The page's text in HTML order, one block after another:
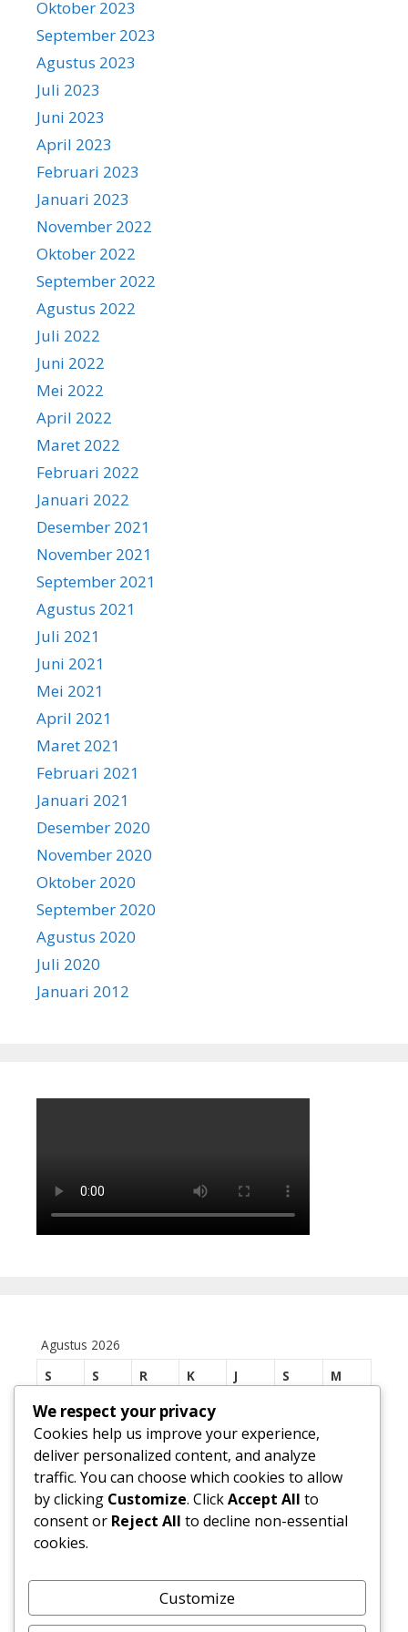
Oktober 2023
September 2023
Agustus 2023
Juli 2023
Juni 2023
April 2023
Februari 2023
Januari 2023
November 2022
Oktober 2022
September 2022
Agustus 2022
Juli 2022
Juni 2022
Mei 2022
April 2022
Maret 2022
Februari 2022
Januari 2022
Desember 2021
November 2021
September 2021
Agustus 2021
Juli 2021
Juni 2021
Mei 2021
April 2021
Maret 2021
Februari 2021
Januari 2021
Desember 2020
November 2020
Oktober 2020
September 2020
Agustus 2020
Juli 2020
Januari 2012
Agustus 2026
S
S R K J S
M
3
4 5 6 8
10
11 12 13 14 15
16
17
18 19 20 21 22
24
31
« Jul
We respect your privacy
Cookies help us improve your experience,
deliver personalized content, and analyze
traffic. You can choose which cookies to allow
by clicking Customize. ClickAccept All to
consent or Reject All to decline non-essential
cookies.
Customize